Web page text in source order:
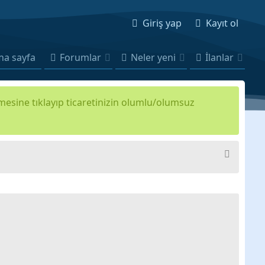
Giriş yap Kayıt ol
sayfa Forumlar Neler yeni İlanlar
tıklayıp ticaretinizin olumlu/olumsuz